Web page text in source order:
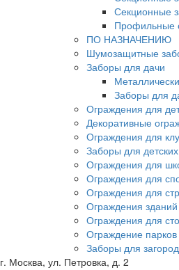
Секционные
Профильные
ПО НАЗНАЧЕНИЮ
Шумозащитные
Заборы для дачи
Заборы для
Ограждения для
Декоративные
Ограждения для
Заборы для
Ограждения для
Ограждения для
Ограждения для
Ограждения
Ограждения для
Ограждение парков
Заборы для
г. Москва, ул. Петровка, д. 2